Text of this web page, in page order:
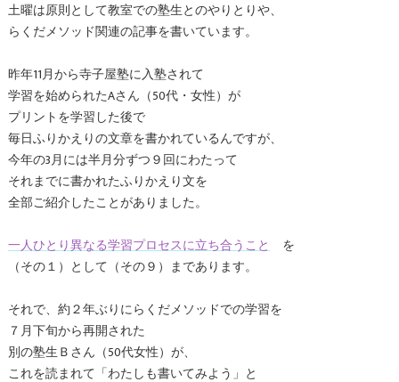
土曜は原則として教室での塾生とのやりとりや、
らくだメソッド関連の記事を書いています。
昨年11月から寺子屋塾に入塾されて
学習を始められたAさん（50代・女性）が
プリントを学習した後で
毎日ふりかえりの文章を書かれているんですが、
今年の3月には半月分ずつ９回にわたって
それまでに書かれたふりかえり文を
全部ご紹介したことがありました。
一人ひとり異なる学習プロセスに立ち合うことを
（その１）として（その９）まであります。
それで、約２年ぶりにらくだメソッドでの学習を
７月下旬から再開された
別の塾生Ｂさん（50代女性）が、
これを読まれて「わたしも書いてみよう」と